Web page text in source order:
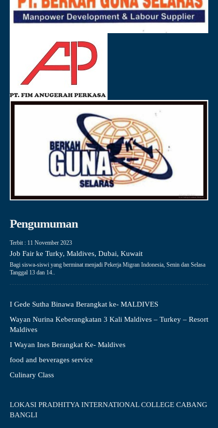
Pengumuman
Terbit : 11 November 2023
Job Fair ke Turky, Maldives, Dubai, Kuwait
Bagi siswa-siswi yang berminat menjadi Pekerja Migran Indonesia, Senin dan Selasa
Tanggal 13 dan 14..
I Gede Sutha Binawa Berangkat ke- MALDIVES
Wayan Nurina Keberangkatan 3 Kali Maldives – Turkey – Resort
Maldives
I Wayan Ines Berangkat Ke- Maldives
food and beverages service
Culinary Class
LOKASI PRADHITYA INTERNATIONAL COLLEGE CABANG
BANGLI